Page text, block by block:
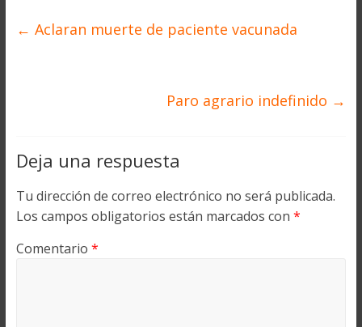
← Aclaran muerte de paciente vacunada
Paro agrario indefinido →
Deja una respuesta
Tu dirección de correo electrónico no será publicada.
Los campos obligatorios están marcados con *
Comentario *